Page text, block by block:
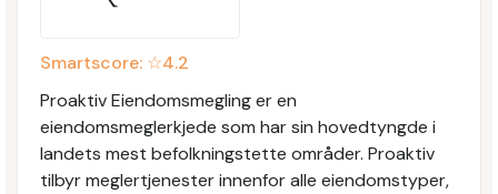
Smartscore: ☆4.2
Proaktiv Eiendomsmegling er en
eiendomsmeglerkjede som har sin hovedtyngde i
landets mest befolkningstette områder. Proaktiv
tilbyr meglertjenester innenfor alle eiendomstyper,